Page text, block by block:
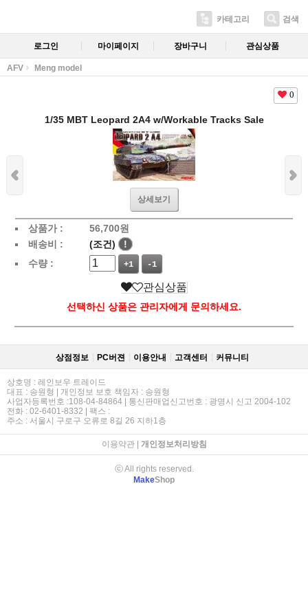
카테고리 검색
로그인 마이페이지 장바구니 관심상품
AFV Meng model
0
1/35 MBT Leopard 2A4 w/Workable Tracks Sale
상세보기
상품가 : 56,700원
배송비 :
(조건)
!
수량 :
+1 -1
관심상품
선택하신 상품은 관리자에게 문의하세요.
상점정보 PC버젼 이용안내 고객센터 커뮤니티
상호명 : 레인보우 트레이드
대표 : 송원형 | 개인정보 보호 책임자 : 송원형
사업자등록번호 :108-04-84864 | 통신판매업신고번호 : 광명시 신고 2004-102
전화 : 02-6401-8332 | 팩스 :
주소 : 서울시 구로구 오류로 8길 26 지하1층
이용약관| 개인정보처리방침
ⓒ All rights reserved.
MakeShop